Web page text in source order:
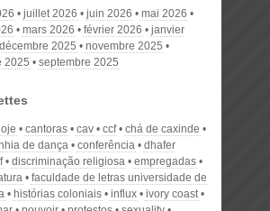
juillet 2026 juin 2026
mai 2026
mars 2026 février 2026
janvier
décembre 2025
novembre 2025
2025
septembre 2025
cantoras cav ccf
chá de caxinde
de dança
conferência
dhafer
discriminação religiosa
empregadas
faculdade de letras universidade de
histórias coloniais influx
ivory coast